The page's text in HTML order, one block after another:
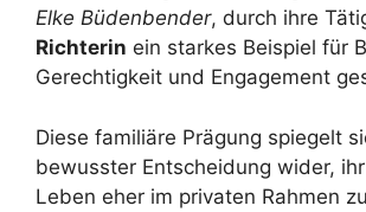
Elke Büdenbender, durch ihre
Richterin ein starkes Beispiel für
Gerechtigkeit und Engagement
Diese familiäre Prägung spiegelt
bewusster Entscheidung wider,
Leben eher im privaten Rahmen